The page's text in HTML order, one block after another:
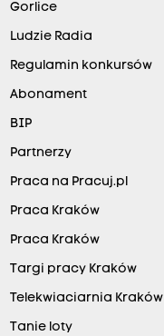
Gorlice
Ludzie Radia
Regulamin konkursów
Abonament
BIP
Partnerzy
Praca na Pracuj.pl
Praca Kraków
Praca Kraków
Targi pracy Kraków
Telekwiaciarnia Kraków
Tanie loty